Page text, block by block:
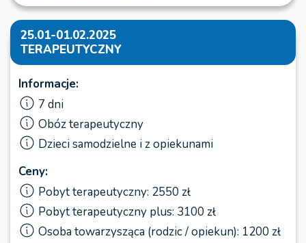
25.01-01.02.2025
TERAPEUTYCZNY
Informacje:
7 dni
Obóz terapeutyczny
Dzieci samodzielne i z opiekunami
Ceny:
Pobyt terapeutyczny: 2550 zł
Pobyt terapeutyczny plus: 3100 zł
Osoba towarzysząca (rodzic / opiekun): 1200 zł